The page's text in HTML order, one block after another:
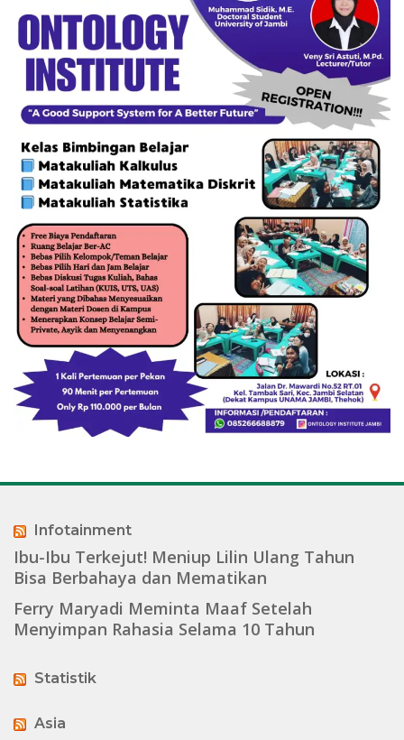
Infotainment
Ibu-Ibu Terkejut! Meniup Lilin Ulang Tahun
Bisa Berbahaya dan Mematikan
Ferry Maryadi Meminta Maaf Setelah
Menyimpan Rahasia Selama 10 Tahun
Statistik
Asia